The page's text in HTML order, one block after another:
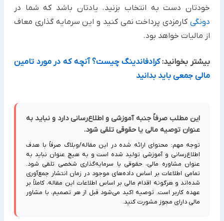
خودتان دست به انتخاب بزنید. یادتان باشد که شما در
دونگی کارمزدی پرداخت نمی کنید و این سرمایه گذاری معاف
از مالیات خواهد بود.
بیشتر بخوانید:کرادفاندینگ چیست؟ آنچه که در مورد تامین
مالی جمعی باید بدانید
این مطلب صرفاً جنبه آموزشی و اطلاع‌رسانی دارد و نباید به
عنوان توصیه مالی یا حقوقی تلقی شود.
توجه مهم: محتوای ارائه شده در این مقاله/وبلاگ صرفاً با هدف
اطلاع‌رسانی و آموزشی تولید شده است و به هیچ عنوان نباید به
عنوان مشاوره مالی، حقوقی یا سرمایه‌گذاری شخصی تلقی شود.
تمامی اطلاعات بر اساس داده‌های موجود در زمان انتشار جمع‌آوری
شده‌اند و هرگونه اقدام مالی بر اساس اطلاعات این مقاله، کاملاً بر
عهده کاربر است. توصیه اکید می‌شود قبل از هر تصمیم، با مشاور
مالی دارای مجوز مشورت کنید.